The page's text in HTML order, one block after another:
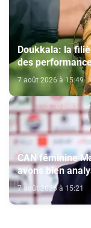
Doukkala: la
des
agricole 2025-
7 août 2026 à 15:49
CAN féminine
avons bien
chercher la
7 août 2026 à 15:21